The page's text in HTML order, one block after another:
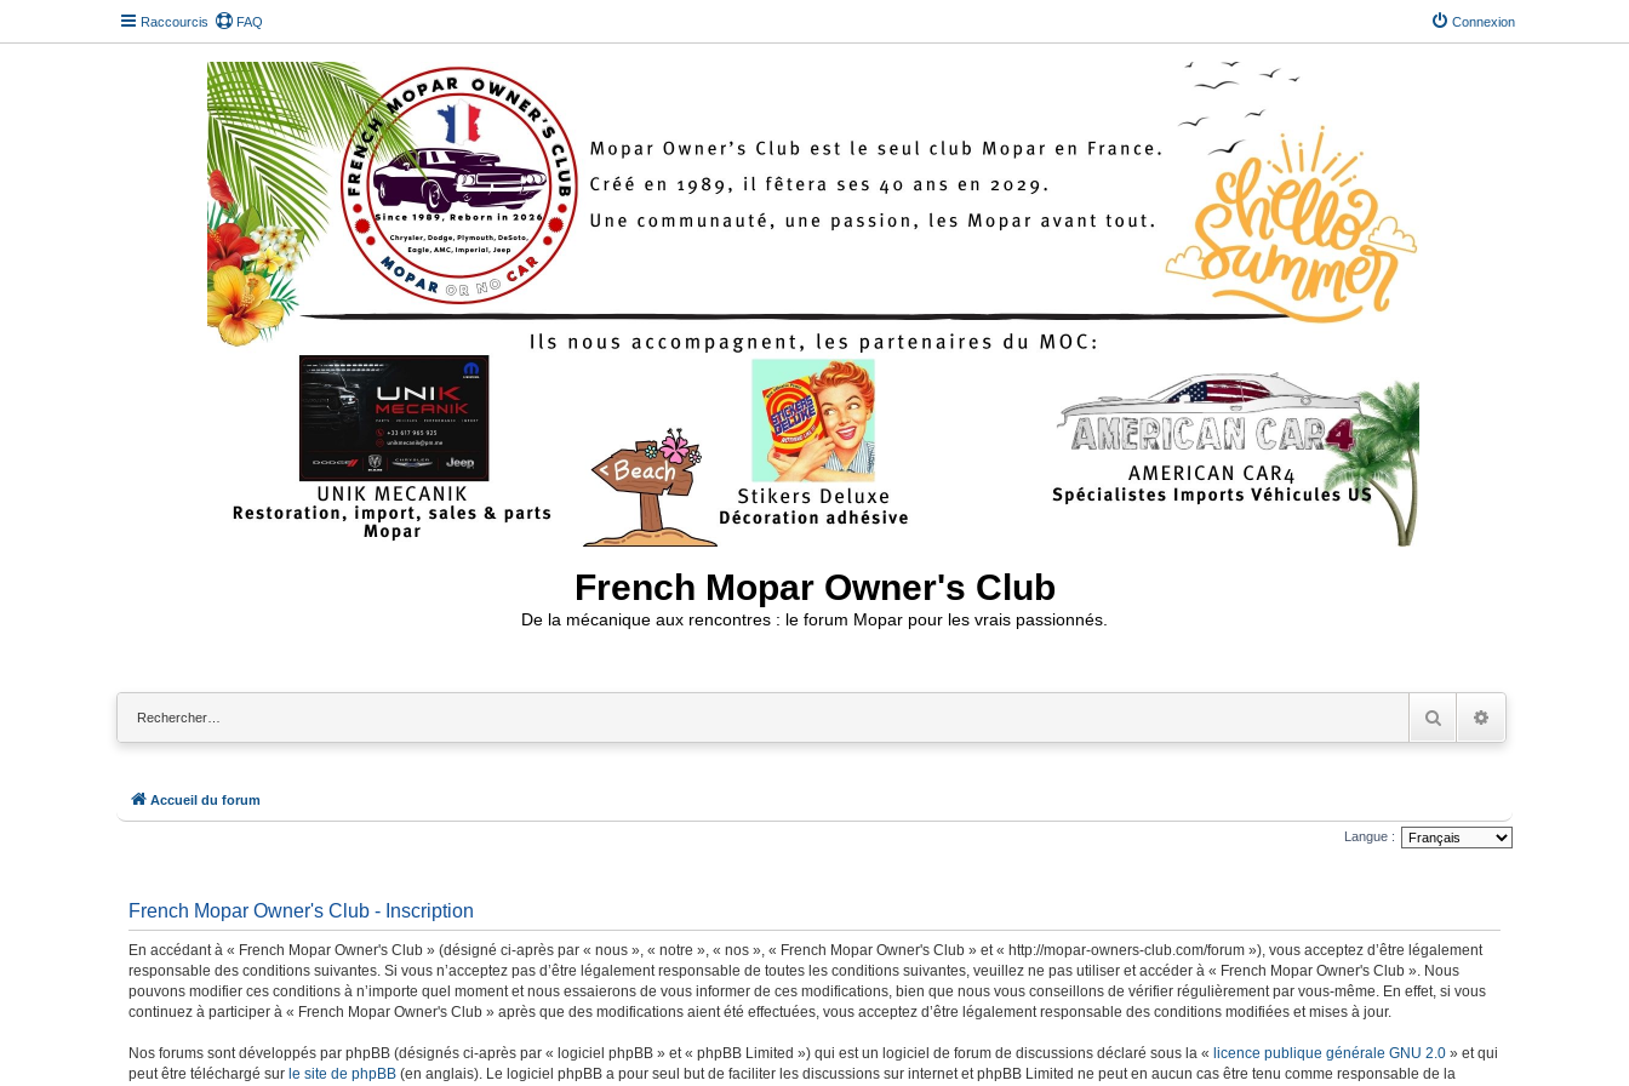
Raccourcis FAQ Connexion
French Mopar Owner's Club
De la mécanique aux rencontres : le forum Mopar pour les vrais passionnés.
RechercherRecherche avancée
Accueil du forum
Langue :
French Mopar Owner's Club - Inscription
En accédant à « French Mopar Owner's Club » (désigné ci-après par « nous », « notre », « nos », « French Mopar Owner's Club » et « http://mopar-owners-club.com/forum »), vous acceptez d’être légalement
responsable des conditions suivantes. Si vous n’acceptez pas d’être légalement responsable de toutes les conditions suivantes, veuillez ne pas utiliser et accéder à « French Mopar Owner's Club ». Nous
pouvons modifier ces conditions à n’importe quel moment et nous essaierons de vous informer de ces modifications, bien que nous vous conseillons de vérifier régulièrement par vous-même. En effet, si vous
continuez à participer à « French Mopar Owner's Club » après que des modifications aient été effectuées, vous acceptez d’être légalement responsable des conditions modifiées et mises à jour.
Nos forums sont développés par phpBB (désignés ci-après par « logiciel phpBB » et « phpBB Limited ») qui est un logiciel de forum de discussions déclaré sous la « licence publique générale GNU 2.0 » et qui
peut être téléchargé sur le site de phpBB (en anglais). Le logiciel phpBB a pour seul but de faciliter les discussions sur internet et phpBB Limited ne peut en aucun cas être tenu comme responsable de la